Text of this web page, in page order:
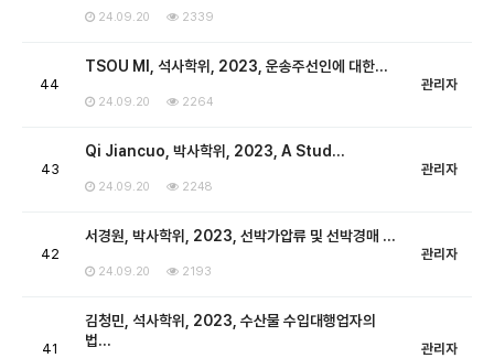
24.09.20 2339
44
TSOU MI, 석사학위, 2023, 운송주선인에 대한…
24.09.20 2264
관리자
43
Qi Jiancuo, 박사학위, 2023, A Stud…
24.09.20 2248
관리자
42
서경원, 박사학위, 2023, 선박가압류 및 선박경매 …
24.09.20 2193
관리자
41
김청민, 석사학위, 2023, 수산물 수입대행업자의
법…
관리자